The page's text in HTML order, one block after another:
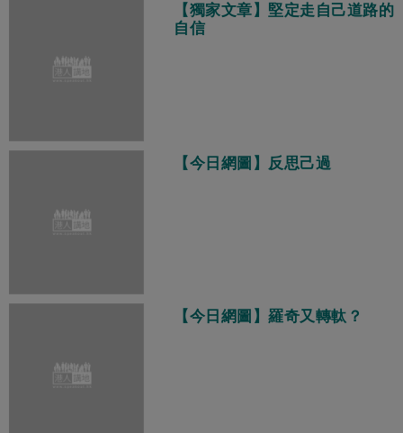
【獨家文章】堅定走自己道路的
自信
【今日網圖】反思己過
【今日網圖】羅奇又轉軚？